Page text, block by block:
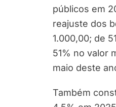
públicos em
reajuste dos
1.000,00; de
51% no valor
maio deste
Também